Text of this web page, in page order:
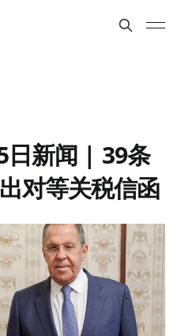
日新闻 | 39条
对等关税信函